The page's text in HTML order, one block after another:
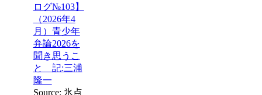
ログ№103】
（2026年4
月）青少年
弁論2026を
聞き思うこ
と 記:三浦
隆一
Source: 氷点